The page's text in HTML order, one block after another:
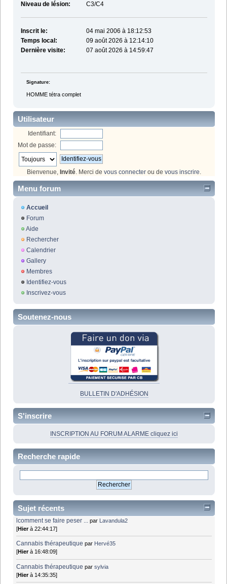
Niveau de lésion:
C3/C4
Inscrit le:
04 mai 2006 à 18:12:53
Temps local:
09 août 2026 à 12:14:10
Dernière visite:
07 août 2026 à 14:59:47
Signature:
HOMME tétra complet
Utilisateur
Identifiant:
Mot de passe:
Bienvenue, Invité. Merci de vous connecter ou de vous inscrire.
Menu forum
Accueil
Forum
Aide
Rechercher
Calendrier
Gallery
Membres
Identifiez-vous
Inscrivez-vous
Soutenez-nous
BULLETIN D'ADHÉSION
S'inscrire
INSCRIPTION AU FORUM ALARME cliquez ici
Recherche rapide
Sujet récents
lcomment se faire peser ... par Lavandula2
[Hierà 22:44:17]
Cannabis thérapeutique par Hervé35
[Hierà 16:48:09]
Cannabis thérapeutique parsylvia
[Hierà 14:35:35]